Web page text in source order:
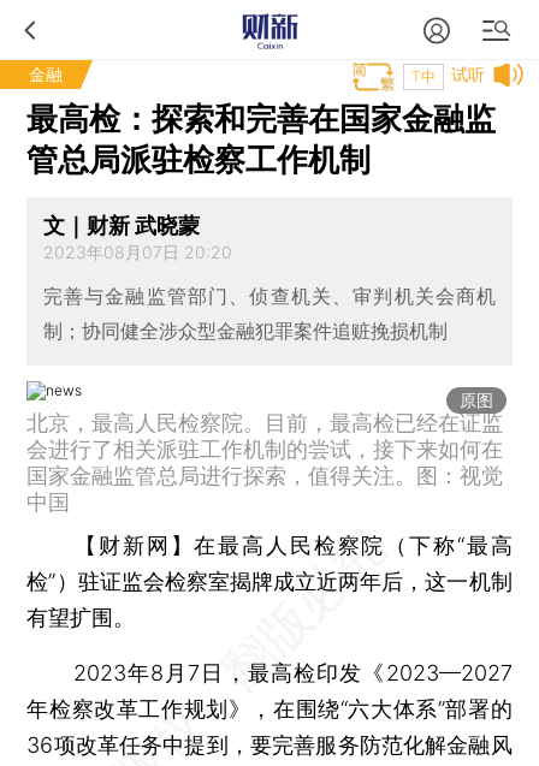
金融 试听
T中
最高检：探索和完善在国家金融监
管总局派驻检察工作机制
文｜财新 武晓蒙
2023年08月07日 20:20
完善与金融监管部门、侦查机关、审判机关会商机
制；协同健全涉众型金融犯罪案件追赃挽损机制
原图
北京，最高人民检察院。目前，最高检已经在证监
会进行了相关派驻工作机制的尝试，接下来如何在
国家金融监管总局进行探索，值得关注。图：视觉
中国
【财新网】在最高人民检察院（下称“最高
检”）驻证监会检察室揭牌成立近两年后，这一机制
有望扩围。
2023年8月7日，最高检印发《2023—2027
年检察改革工作规划》，在围绕“六大体系”部署的
36项改革任务中提到，要完善服务防范化解金融风